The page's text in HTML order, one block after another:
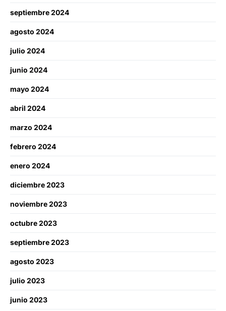
septiembre 2024
agosto 2024
julio 2024
junio 2024
mayo 2024
abril 2024
marzo 2024
febrero 2024
enero 2024
diciembre 2023
noviembre 2023
octubre 2023
septiembre 2023
agosto 2023
julio 2023
junio 2023